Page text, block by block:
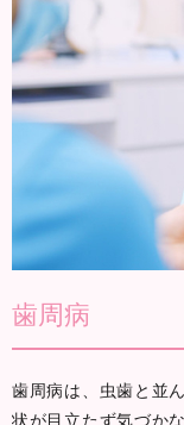
歯周病
歯周病は、虫歯と並
状が目立たず気づか